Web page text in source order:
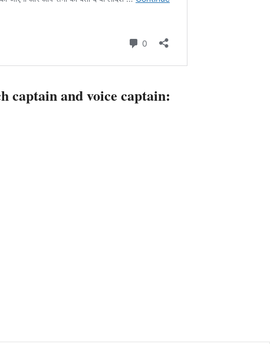
captain and voice captain: